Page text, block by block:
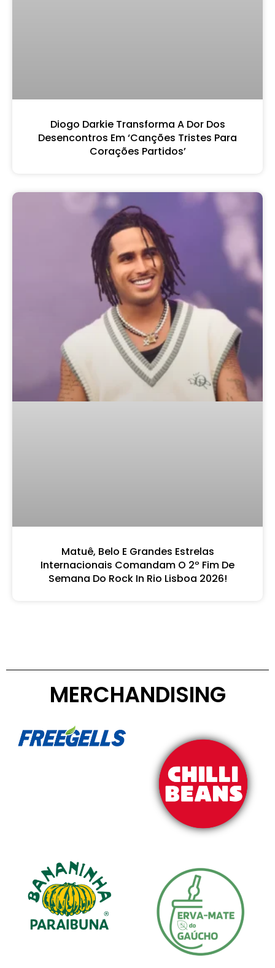
Diogo Darkie Transforma A Dor Dos
Desencontros Em ‘Canções Tristes Para
Corações Partidos’
Matuê, Belo E Grandes Estrelas
Internacionais Comandam O 2º Fim De
Semana Do Rock In Rio Lisboa 2026!
MERCHANDISING